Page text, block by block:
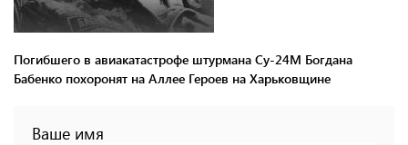
Погибшего в авиакатастрофе штурмана Су-24М Богдана
Бабенко похоронят на Аллее Героев на Харьковщине
Ваше имя